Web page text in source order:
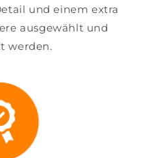
und einem extra
ausgewählt und
werden.